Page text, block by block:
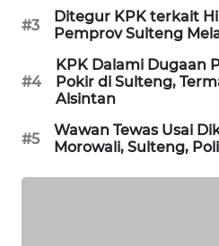
#3
Ditegur KPK terkait
Pemprov Sulteng
#4
KPK Dalami Dugaan
Pokir di Sulteng,
Alsintan
#5
Wawan Tewas Usai
Morowali, Sulteng,
SIBARAGAS
NEWS
METRO
SIANTAR
NEWS